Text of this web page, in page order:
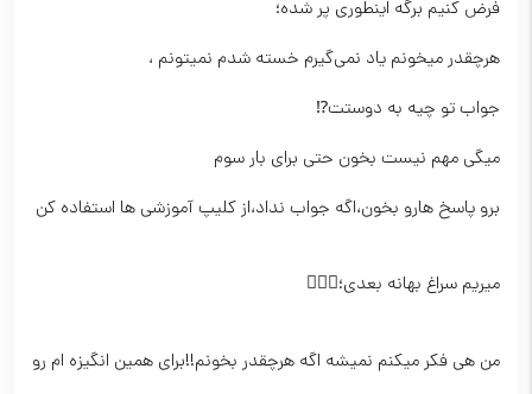
فرض کنیم برگه اینطوری پر شده؛
هرچقدر میخونم یاد نمی‌گیرم خسته شدم نمیتونم ،
جواب تو چیه به دوستت⁉️
میگی مهم نیست بخون حتی برای بار سوم
برو پاسخ هارو بخون،اگه جواب نداد،از کلیپ آموزشی ها استفاده کن
میریم سراغ بهانه بعدی؛👇🏽😒
من هی فکر میکنم نمیشه اگه هرچقدر بخونم!!برای همین انگیزه ام رو